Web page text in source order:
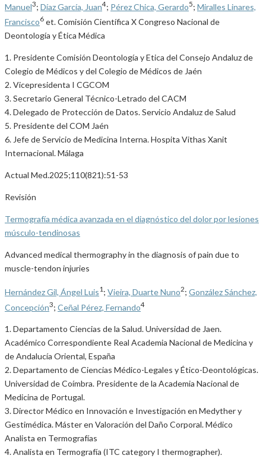
Manuel3; Díaz García, Juan4; Pérez Chica, Gerardo5; Miralles Linares,
Francisco6 et. Comisión Científica X Congreso Nacional de
Deontología y Ética Médica
1. Presidente Comisión Deontología y Etica del Consejo Andaluz de
Colegio de Médicos y del Colegio de Médicos de Jaén
2. Vicepresidenta I CGCOM
3. Secretario General Técnico-Letrado del CACM
4. Delegado de Protección de Datos. Servicio Andaluz de Salud
5. Presidente del COM Jaén
6. Jefe de Servicio de Medicina Interna. Hospita Vithas Xanit
Internacional. Málaga
Actual Med.2025;110(821):51-53
Revisión
Termografía médica avanzada en el diagnóstico del dolor por lesiones
músculo-tendinosas
Advanced medical thermography in the diagnosis of pain due to
muscle-tendon injuries
Hernández Gil, Ángel Luis1 ; Vieira, Duarte Nuno2; González Sánchez,
Concepción3; Ceñal Pérez, Fernando4
1. Departamento Ciencias de la Salud. Universidad de Jaen.
Académico Correspondiente Real Academia Nacional de Medicina y
de Andalucía Oriental, España
2. Departamento de Ciencias Médico-Legales y Ético-Deontológicas.
Universidad de Coímbra. Presidente de la Academia Nacional de
Medicina de Portugal.
3. Director Médico en Innovación e Investigación en Medyther y
Gestimédica. Máster en Valoración del Daño Corporal. Médico
Analista en Termografías
4. Analista en Termografía (ITC category I thermographer).